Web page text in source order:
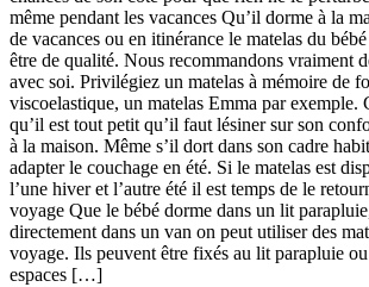
même pendant les vacances Qu’il dorme à la
de vacances ou en itinérance le matelas du
être de qualité. Nous recommandons vraiment
avec soi. Privilégiez un matelas à mémoire de
viscoelastique, un matelas Emma par exemple.
qu’il est tout petit qu’il faut lésiner sur son
à la maison. Même s’il dort dans son cadre
adapter le couchage en été. Si le matelas est
l’une hiver et l’autre été il est temps de le
voyage Que le bébé dorme dans un lit
directement dans un van on peut utiliser des
voyage. Ils peuvent être fixés au lit parapluie ou
espaces […]